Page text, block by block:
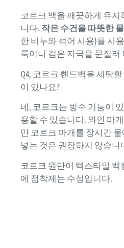
코르크 백을 깨끗하게 유
니다. 작은 수건을 따뜻한
한 비누와 섞어 사용)를 사
룩이나 검은 자국을 문질러
Q4, 코르크 핸드백을 세탁
이 있나요?
네, 코르크는 방수 기능이
용할 수 있습니다. 와인 마
만 코르크 마개를 장시간
넣는 것은 권장하지 않습니
코르크 원단이 텍스타일
에 접착제는 수성입니다.